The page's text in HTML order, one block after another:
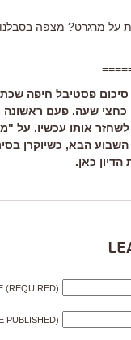
על מרגרט? מצפה
פסטיבל חיפה
כחצי שעה. פעם ראשונה
לשחזר אותו עכשיו. על
הבא, כשיוקרן
כאן.
(REQUIRED)
PUBLISHED)